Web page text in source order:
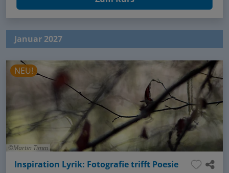
Januar 2027
Martin Timm
NEU!
Inspiration Lyrik: Fotografie trifft Poesie